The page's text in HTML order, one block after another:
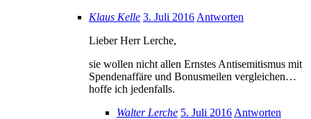
Klaus Kelle 3. Juli 2016 Antworten
Lieber Herr Lerche,
sie wollen nicht allen Ernstes Antisemitismus mit
Spendenaffäre und Bonusmeilen vergleichen…
hoffe ich jedenfalls.
Walter Lerche 5. Juli 2016 Antworten